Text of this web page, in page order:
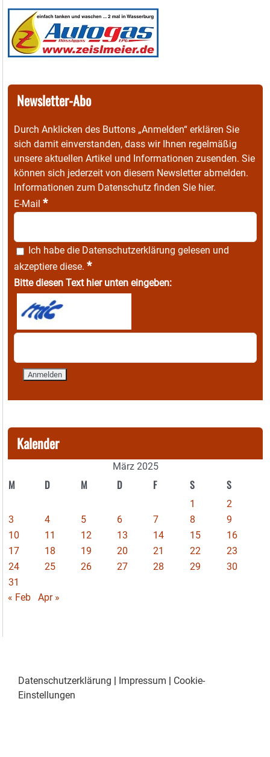
Newsletter-Abo
Durch Anklicken des Buttons „Anmelden“ erklären Sie
sich damit einverstanden, dass wir Ihnen regelmäßig
unsere aktuellen Artikel und Informationen zusenden. Sie
können sich jederzeit von diesem Newsletter abmelden.
Informationen zum Datenschutz finden Sie hier.
E-Mail *
Ich habe die Datenschutzerklärung gelesen und
akzeptiere diese. *
Bitte diesen Text hier unten eingeben:
Kalender
März 2025
M D M D F S S
1
2
3
4 5 6 7 8
9
10
11 12 13 14 15
16
17
18 19 20 21 22
23
24
25 26 27 28 29
30
31
« Feb
Apr »
Datenschutzerklärung Impressum
Cookie-
Einstellungen